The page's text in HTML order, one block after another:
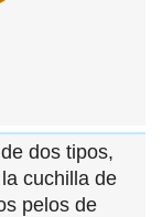
dos tipos,
cuchilla de
pelos de